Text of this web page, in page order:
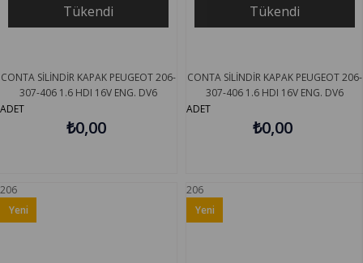
Tükendi
CONTA SİLİNDİR KAPAK PEUGEOT 206-
307-406 1.6 HDI 16V ENG. DV6
ADET
₺0,00
Tükendi
CONTA SİLİNDİR KAPAK PEUGEOT 206-
307-406 1.6 HDI 16V ENG. DV6
ADET
₺0,00
206
Yeni
206
Yeni